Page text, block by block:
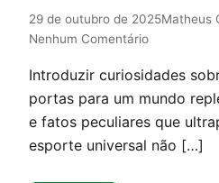
29 de outubro de 2025Matheus
Nenhum Comentário
Introduzir curiosidades
portas para um mundo
e fatos peculiares que
esporte universal não […]